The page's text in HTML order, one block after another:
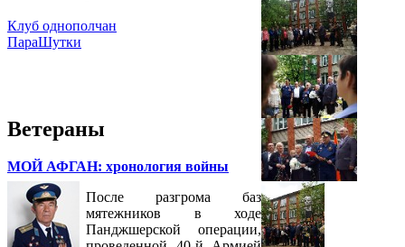
Клуб однополчан
ПараШутки
Ветераны
МОЙ АФГАН: хронология войны
После разгрома баз
мятежников в ходе
Панджшерской операции,